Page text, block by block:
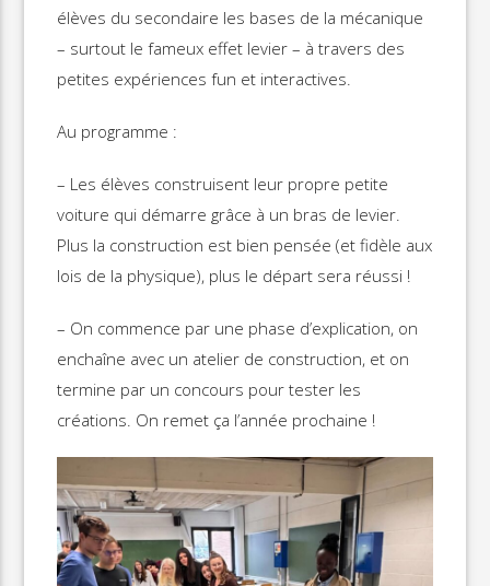
élèves du secondaire les bases de la mécanique
– surtout le fameux effet levier – à travers des
petites expériences fun et interactives.
Au programme :
– Les élèves construisent leur propre petite
voiture qui démarre grâce à un bras de levier.
Plus la construction est bien pensée (et fidèle aux
lois de la physique), plus le départ sera réussi !
– On commence par une phase d’explication, on
enchaîne avec un atelier de construction, et on
termine par un concours pour tester les
créations. On remet ça l’année prochaine !